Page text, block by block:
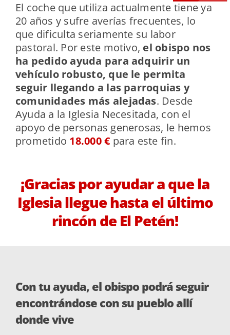
El coche que utiliza actualmente tiene ya
20 años y sufre averías frecuentes, lo
que dificulta seriamente su labor
pastoral. Por este motivo, el obispo nos
ha pedido ayuda para adquirir un
vehículo robusto, que le permita
seguir llegando a las parroquias y
comunidades más alejadas. Desde
Ayuda a la Iglesia Necesitada, con el
apoyo de personas generosas, le hemos
prometido 18.000 € para este fin.
¡Gracias por ayudar a que la
Iglesia llegue hasta el último
rincón de El Petén!
Con tu ayuda, el obispo podrá seguir
encontrándose con su pueblo allí
donde vive